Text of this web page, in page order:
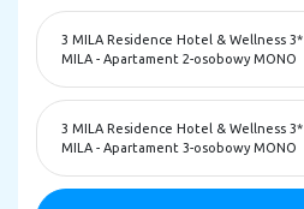
3 MILA Residence Hotel & Wellness 3*
MILA - Apartament 2-osobowy MONO
3 MILA Residence Hotel & Wellness 3*
MILA - Apartament 3-osobowy MONO